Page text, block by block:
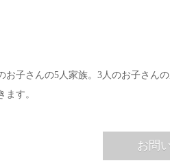
子さんの5人家族。3人のお子さん
す。
お問